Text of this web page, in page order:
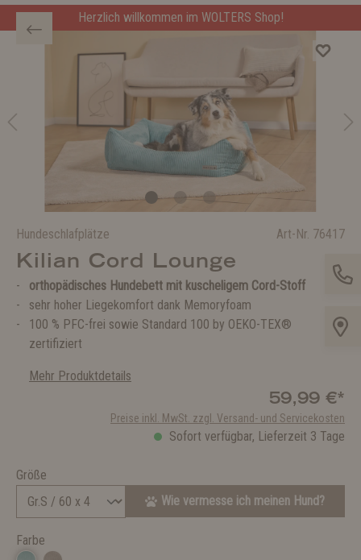
Herzlich willkommen im WOLTERS Shop!
Hundeschlafplätze Art-Nr. 76417
Kilian Cord Lounge
orthopädisches Hundebett mit kuscheligem Cord-Stoff
sehr hoher Liegekomfort dank Memoryfoam
100 % PFC-frei sowie Standard 100 by OEKO-TEX®
zertifiziert
Mehr Produktdetails
59,99 €*
Preise inkl. MwSt. zzgl. Versand- und Servicekosten
Sofort verfügbar, Lieferzeit 3 Tage
Größe
Wie vermesse ich meinen Hund?
Farbe